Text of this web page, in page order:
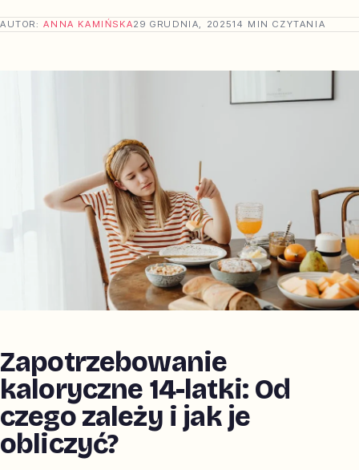
AUTOR:ANNA KAMIŃSKA29 GRUDNIA, 202514 MIN CZYTANIA
Zapotrzebowanie
kaloryczne 14-latki: Od
czego zależy i jak je
obliczyć?